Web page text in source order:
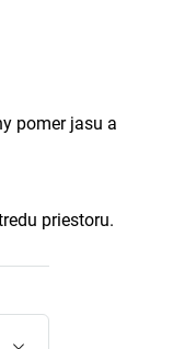
pomer jasu a
priestoru.